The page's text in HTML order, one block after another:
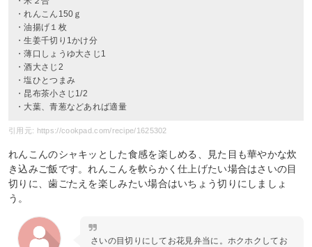
・れんこん150ｇ
・油揚げ１枚
・生姜千切り1かけ分
・薄口しょうゆ大さじ1
・酒大さじ2
・塩ひとつまみ
・昆布茶小さじ1/2
・大葉、青葱などあれば適量
引用元: https://cookpad.com/recipe/1625302
れんこんのシャキッとした食感を楽しめる、見た目も華やかな炊
き込みご飯です。れんこんを軟らかく仕上げたい場合はさいの目
切りに、歯ごたえを楽しみたい場合はいちょう切りにしましょ
う。
さいの目切りにしてお花見弁当に。ホクホクしてお